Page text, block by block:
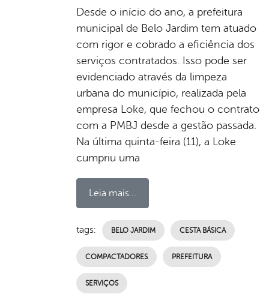
Desde o início do ano, a prefeitura
municipal de Belo Jardim tem atuado
com rigor e cobrado a eficiência dos
serviços contratados. Isso pode ser
evidenciado através da limpeza
urbana do município, realizada pela
empresa Loke, que fechou o contrato
com a PMBJ desde a gestão passada.
Na última quinta-feira (11), a Loke
cumpriu uma
Leia mais...
tags: BELO JARDIM CESTA BÁSICA
COMPACTADORES PREFEITURA
SERVIÇOS